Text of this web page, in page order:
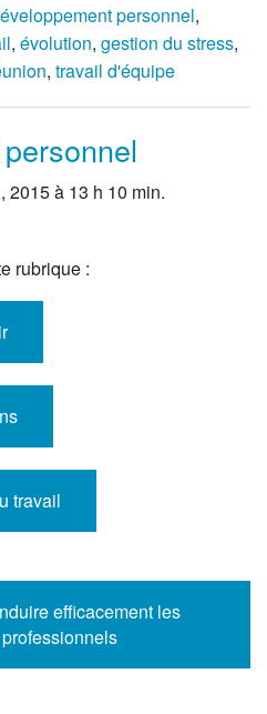
personnel,
, évolution, gestion du stress,
, travail d'équipe
2015 à 13 h 10 min.
rubrique :
travail
efficacement les